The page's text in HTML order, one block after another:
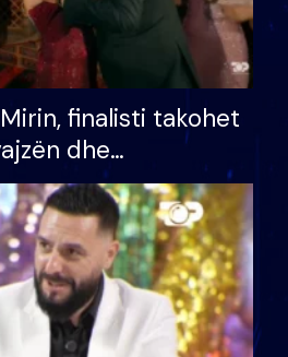
finalisti takohet
dhe
S’kemi ndonjë letër